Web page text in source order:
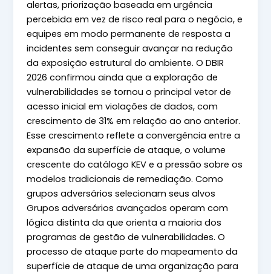
alertas, priorização baseada em urgência
percebida em vez de risco real para o negócio, e
equipes em modo permanente de resposta a
incidentes sem conseguir avançar na redução
da exposição estrutural do ambiente. O DBIR
2026 confirmou ainda que a exploração de
vulnerabilidades se tornou o principal vetor de
acesso inicial em violações de dados, com
crescimento de 31% em relação ao ano anterior.
Esse crescimento reflete a convergência entre a
expansão da superfície de ataque, o volume
crescente do catálogo KEV e a pressão sobre os
modelos tradicionais de remediação. Como
grupos adversários selecionam seus alvos
Grupos adversários avançados operam com
lógica distinta da que orienta a maioria dos
programas de gestão de vulnerabilidades. O
processo de ataque parte do mapeamento da
superfície de ataque de uma organização para